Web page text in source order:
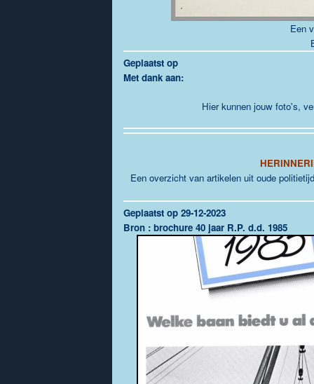
Een
Geplaatst op
Met dank aan:
Hier kunnen jouw foto's,
Een overzicht van artikelen uit oude
Geplaatst op 29-12-2023
Bron : brochure 40 jaar R.P. d.d. 1985